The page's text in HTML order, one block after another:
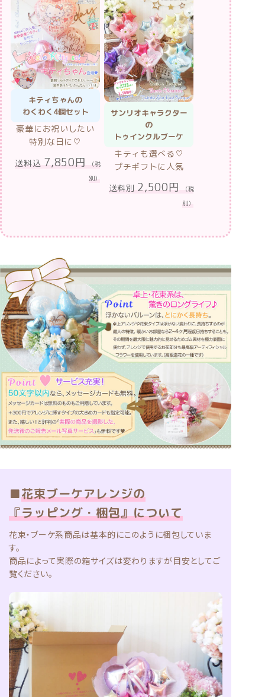
キティちゃんの
わくわく4個セット
豪華にお祝いしたい
特別な日に♡
送料込 7,850円
（税
別）
サンリオキャラクター
の
トゥインクルブーケ
キティも選べる♡
プチギフトに人気
送料別 2,500円
（税
別）
■花束ブーケアレンジの
『ラッピング・梱包』について
花束・ブーケ系商品は基本的にこのように梱包していま
す。
商品によって実際の箱サイズは変わりますが目安としてご
覧ください。